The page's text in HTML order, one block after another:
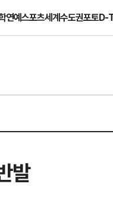
연예스포츠세계수도권포토D-
발